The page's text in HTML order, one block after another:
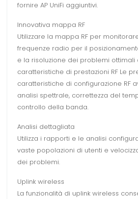
fornire AP UniFi aggiuntivi.
Innovativa mappa RF
Utilizzare la mappa RF per
frequenze radio per il
e la risoluzione dei problemi ottimali
caratteristiche di prestazioni RF Le
caratteristiche di configurazione RF
analisi spettrale, correttezza del
controllo della banda.
Analisi dettagliata
Utilizza i rapporti e le analisi
vaste popolazioni di utenti e
dei problemi.
Uplink wireless
La funzionalità di uplink wireless